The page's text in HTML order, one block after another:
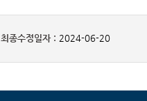
최종수정일자 : 2024-06-20